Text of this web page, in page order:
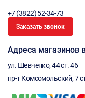
+7 (3822) 52-34-73
Заказать звонок
Адреса магазинов
ул. Шевченко, 44 ст. 46
пр-т Комсомольский, 7